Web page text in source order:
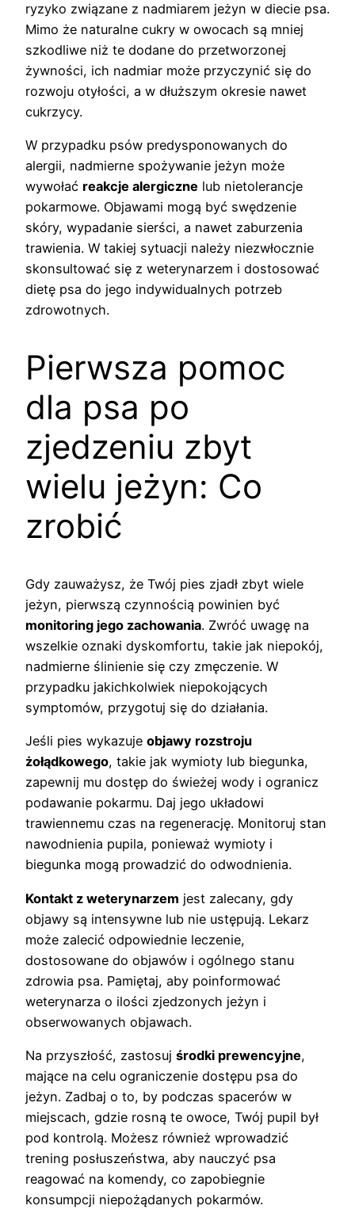
ryzyko związane z nadmiarem jeżyn w diecie psa.
Mimo że naturalne cukry w owocach są mniej
szkodliwe niż te dodane do przetworzonej
żywności, ich nadmiar może przyczynić się do
rozwoju otyłości, a w dłuższym okresie nawet
cukrzycy.
W przypadku psów predysponowanych do
alergii, nadmierne spożywanie jeżyn może
wywołać reakcje alergiczne lub nietolerancje
pokarmowe. Objawami mogą być swędzenie
skóry, wypadanie sierści, a nawet zaburzenia
trawienia. W takiej sytuacji należy niezwłocznie
skonsultować się z weterynarzem i dostosować
dietę psa do jego indywidualnych potrzeb
zdrowotnych.
Pierwsza pomoc
dla psa po
zjedzeniu zbyt
wielu jeżyn: Co
zrobić
Gdy zauważysz, że Twój pies zjadł zbyt wiele
jeżyn, pierwszą czynnością powinien być
monitoring jego zachowania. Zwróć uwagę na
wszelkie oznaki dyskomfortu, takie jak niepokój,
nadmierne ślinienie się czy zmęczenie. W
przypadku jakichkolwiek niepokojących
symptomów, przygotuj się do działania.
Jeśli pies wykazuje objawy rozstroju
żołądkowego, takie jak wymioty lub biegunka,
zapewnij mu dostęp do świeżej wody i ogranicz
podawanie pokarmu. Daj jego układowi
trawiennemu czas na regenerację. Monitoruj stan
nawodnienia pupila, ponieważ wymioty i
biegunka mogą prowadzić do odwodnienia.
Kontakt z weterynarzem jest zalecany, gdy
objawy są intensywne lub nie ustępują. Lekarz
może zalecić odpowiednie leczenie,
dostosowane do objawów i ogólnego stanu
zdrowia psa. Pamiętaj, aby poinformować
weterynarza o ilości zjedzonych jeżyn i
obserwowanych objawach.
Na przyszłość, zastosuj środki prewencyjne,
mające na celu ograniczenie dostępu psa do
jeżyn. Zadbaj o to, by podczas spacerów w
miejscach, gdzie rosną te owoce, Twój pupil był
pod kontrolą. Możesz również wprowadzić
trening posłuszeństwa, aby nauczyć psa
reagować na komendy, co zapobiegnie
konsumpcji niepożądanych pokarmów.